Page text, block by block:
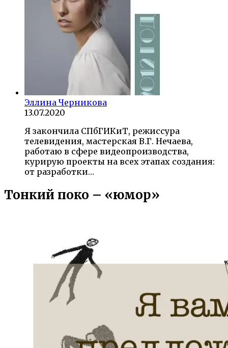
Эллина Черникова
13.07.2020
Я закончила СПбГИКиТ, режиссура
телевидения, мастерская В.Г. Нечаева,
работаю в сфере видеопроизводства,
курирую проекты на всех этапах создания:
от разработки…
Тонкий поко – «юмор»